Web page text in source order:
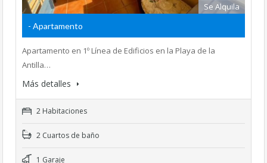
Se Alquila
- Apartamento
Apartamento en 1º Línea de Edificios en la Playa de la
Antilla…
Más detalles
2 Habitaciones
2 Cuartos de baño
1 Garaje